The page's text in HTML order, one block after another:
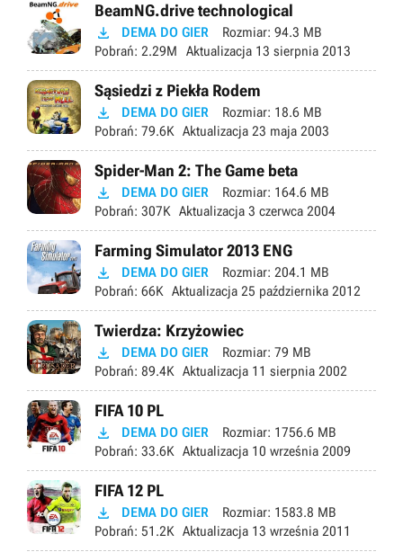
BeamNG.drive technological
 DEMA DO GIER Rozmiar: 94.3 MB
Pobrań: 2.29M Aktualizacja 13 sierpnia 2013
Sąsiedzi z Piekła Rodem
 DEMA DO GIER Rozmiar: 18.6 MB
Pobrań: 79.6K Aktualizacja 23 maja 2003
Spider-Man 2: The Game beta
 DEMA DO GIER Rozmiar: 164.6 MB
Pobrań: 307K Aktualizacja 3 czerwca 2004
Farming Simulator 2013 ENG
 DEMA DO GIER Rozmiar: 204.1 MB
Pobrań: 66K Aktualizacja 25 października 2012
Twierdza: Krzyżowiec
 DEMA DO GIER Rozmiar: 79 MB
Pobrań: 89.4K Aktualizacja 11 sierpnia 2002
FIFA 10 PL
 DEMA DO GIER Rozmiar: 1756.6 MB
Pobrań: 33.6K Aktualizacja 10 września 2009
FIFA 12 PL
 DEMA DO GIER Rozmiar: 1583.8 MB
Pobrań: 51.2K Aktualizacja 13 września 2011